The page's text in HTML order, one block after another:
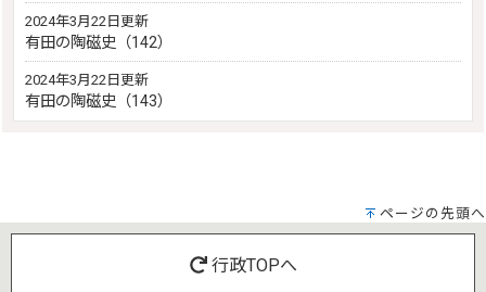
2024年3月22日更新
有田の陶磁史（142）
2024年3月22日更新
有田の陶磁史（143）
ページの先頭へ
行政TOPへ